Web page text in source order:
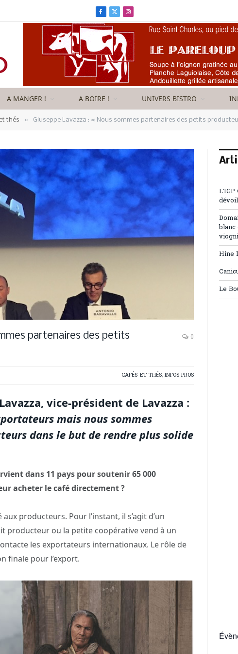
Facebook
X
(Twitter)
Instagram
A MANGER ! A BOIRE ! UNIVERS BISTRO
thés » Giuseppe Lavazza : « Nous sommes partenaires des petits
partenaires des petits
0
CAFÉS ET THÉS, INFOS PROS
vice-président de Lavazza :
mais nous sommes
dans le but de rendre plus solide
dans 11 pays pour soutenir 65 000
acheter le café directement ?
producteurs. Pour l’instant, il s’agit d’un
producteur ou la petite coopérative vend à un
les exportateurs internationaux. Le rôle de
finale pour l’export.
blanc
Hine
Le